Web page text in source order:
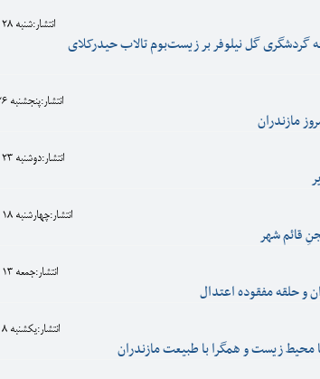
انتشار:شنبه 28 مرداد 1396-10:41
گردشگری گل نیلوفر بر زیست‌بوم تالاب حیدرکلای
انتشار:پنجشنبه 26 مرداد 1396-8:50
مازندران
انتشار:دوشنبه 23 مرداد 1396-10:50
انتشار:چهارشنبه 18 مرداد 1396-23:42
قائم شهر
انتشار:جمعه 13 مرداد 1396-23:40
و حلقه مفقوده اعتدال
انتشار:يکشنبه 8 مرداد 1396-22:38
محیط زیست و همگرا با طبیعت مازندران